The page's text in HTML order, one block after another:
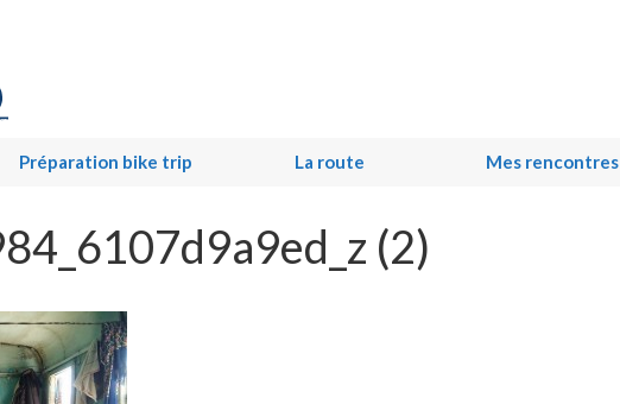
Préparation bike trip La route Mes rencontres
(2)